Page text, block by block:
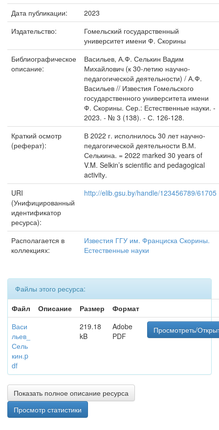
Дата публикации:
2023
Издательство:
Гомельский государственный
университет имени Ф. Скорины
Библиографическое
описание:
Васильев, А.Ф. Селькин Вадим
Михайлович (к 30-летию научно-
педагогической деятельности) / А.Ф.
Васильев // Известия Гомельского
государственного университета имени
Ф. Скорины. Сер.: Естественные науки. -
2023. - № 3 (138). - С. 126-128.
Краткий осмотр
(реферат):
В 2022 г. исполнилось 30 лет научно-
педагогической деятельности В.М.
Селькина. = 2022 marked 30 years of
V.M. Selkin’s scientific and pedagogical
activitу.
URI
(Унифицированный
идентификатор
ресурса):
http://elib.gsu.by/handle/123456789/61705
Располагается в
коллекциях:
Известия ГГУ им. Франциска Скорины.
Естественные науки
Файлы этого ресурса:
Файл
Описание Размер
Формат
Васи
льев_
Сель
кин.p
df
219.18
kB
Adobe
PDF
Просмотреть/
Показать полное описание ресурса
Просмотр статистики